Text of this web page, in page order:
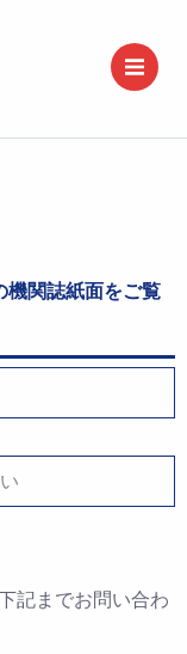
機関誌紙面をご覧
記までお問い合わ